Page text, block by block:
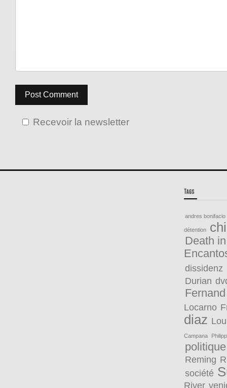
Post Comment
Recevoir la newsletter
andres bonifacio
détention
Death
dissidenz
Durian
Locarno
diaz
Campana
politique
Reming
société
River